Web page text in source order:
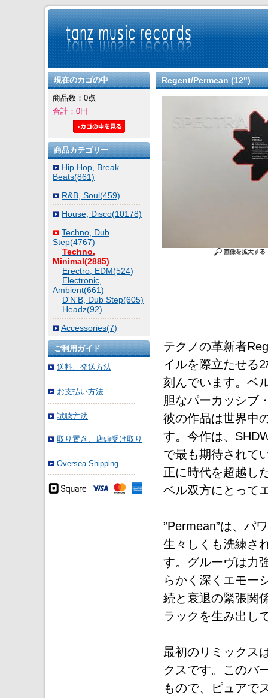
Regent/Permean (12")
テクノの革新者
イルを際立たせる
刻んでいます。ベ
胆なパーカッシブ
彼の作品は世界中
す。今作は、
で最も期待されて
正に時代を超越し
ベル双方にとって
”Permean”は、パ
生々しくも洗練さ
す。グルーヴは力
らかく深くエモー
続と衰退の緊張関
ラックを生み出し
最初のリミックス
クスです。このバ
もので、ピュアで
現在のカゴの中
商品数：0点
合計：0円
商品カテゴリー
Hip Hop, Break
Beats(861)
R&B, Soul(459)
House, Disco(10178)
Techno, Dub
Step(4767)
Techno,
Minimal(2885)
Erectro, EDM(524)
Electronic,
Ambient(661)
D'N'B, Dub Step(605)
Headz(92)
Accessories(7)
ご利用ガイド
送料、発送方法
お支払い方法
試聴方法
取り置き、店頭受け取り
Oversea Shipping